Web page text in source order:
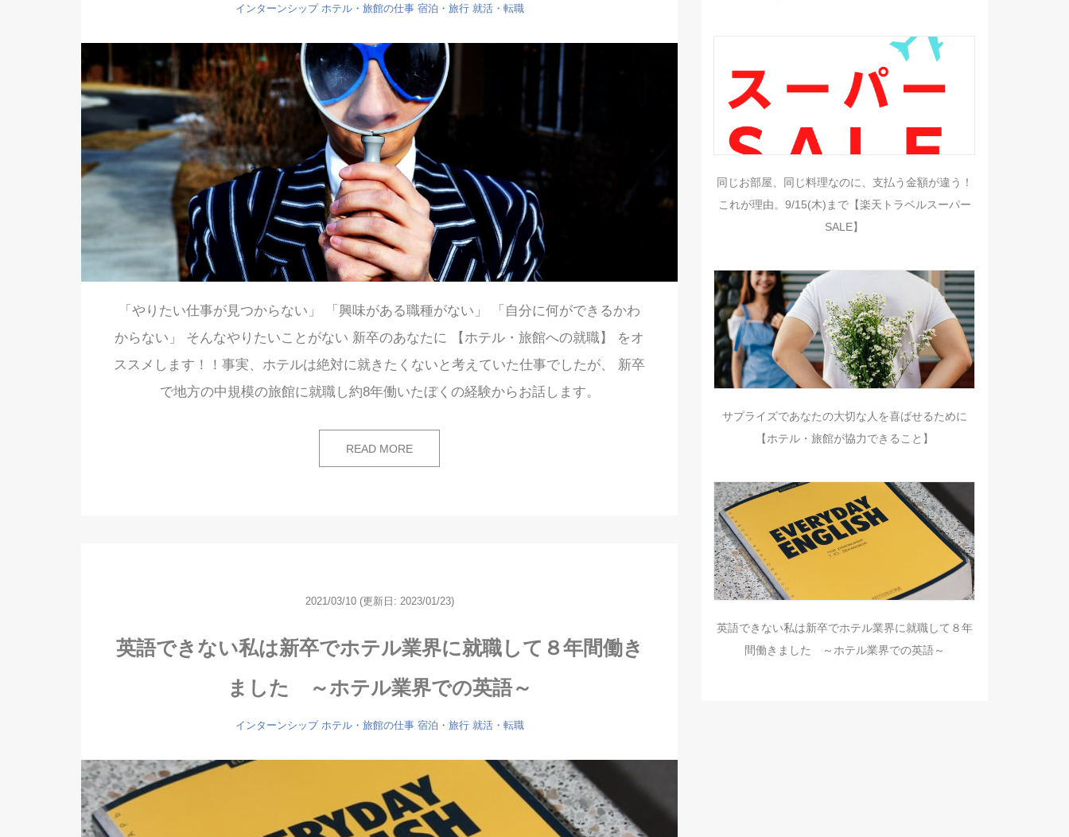
インターンシップ ホテル・旅館の仕事 宿泊・旅行 就活・転職
「やりたい仕事が見つからない」 「興味がある職種がない」 「自分に何ができるかわ
からない」 そんなやりたいことがない 新卒のあなたに 【ホテル・旅館への就職】 をオ
ススメします！！事実、ホテルは絶対に就きたくないと考えていた仕事でしたが、 新卒
で地方の中規模の旅館に就職し約8年働いたぼくの経験からお話します。
READ MORE
2021/03/10 (更新日: 2023/01/23)
英語できない私は新卒でホテル業界に就職して８年間働き
ました ～ホテル業界での英語～
インターンシップ ホテル・旅館の仕事 宿泊・旅行 就活・転職
同じお部屋、同じ料理なのに、支払う金額が違う！
これが理由。9/15(木)まで【楽天トラベルスーパー
SALE】
サプライズであなたの大切な人を喜ばせるために
【ホテル・旅館が協力できること】
英語できない私は新卒でホテル業界に就職して８年
間働きました ～ホテル業界での英語～